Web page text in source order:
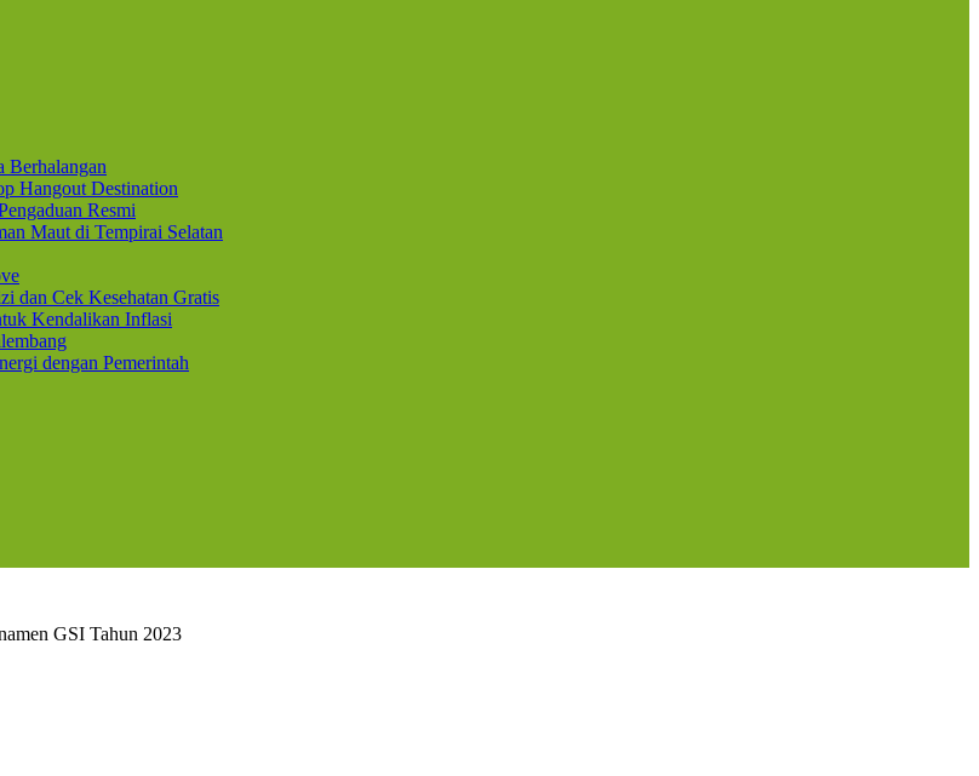
Berhalangan
Hangout Destination
Resmi
Maut di Tempirai Selatan
dan Cek Kesehatan Gratis
Kendalikan Inflasi
dengan Pemerintah
GSI Tahun 2023